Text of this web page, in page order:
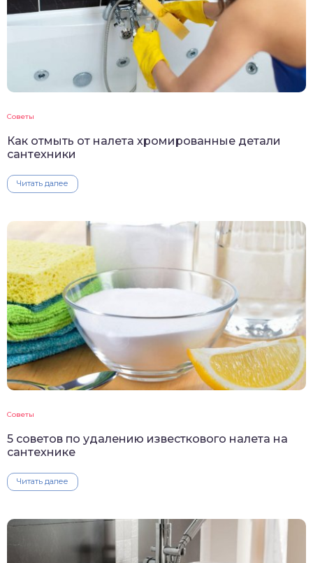
Советы
Как отмыть от налета хромированные детали
сантехники
Читать далее
Советы
5 советов по удалению известкового налета на
сантехнике
Читать далее